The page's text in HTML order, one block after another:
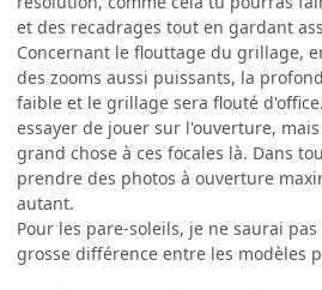
et des recadrages tout en gardant
Concernant le flouttage du grillage,
des zooms aussi puissants, la
faible et le grillage sera flouté
essayer de jouer sur l'ouverture,
grand chose à ces focales là. Dans
prendre des photos à ouverture
autant.
Pour les pare-soleils, je ne saurai
grosse différence entre les modèles